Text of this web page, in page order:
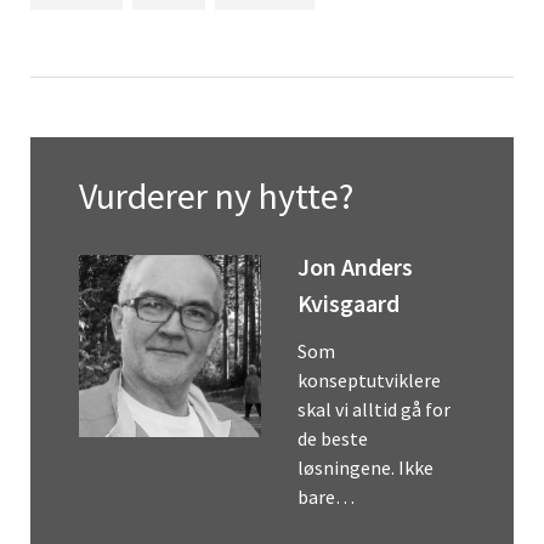
Vurderer ny hytte?
Jon Anders
Kvisgaard
Som
konseptutviklere
skal vi alltid gå for
de beste
løsningene. Ikke
bare…